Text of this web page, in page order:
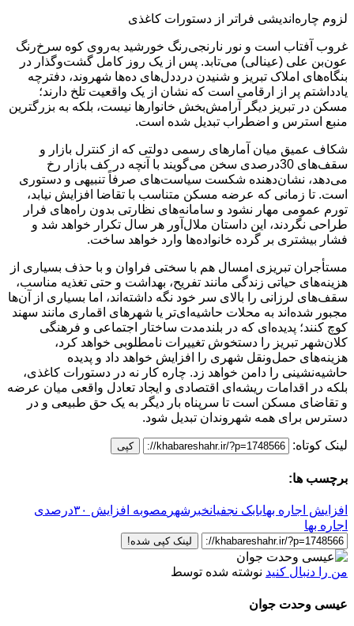
لزوم چاره‌اندیشی فراتر از دستورات کاغذی
غروب آفتاب است و نور نارنجی‌رنگ خورشید به‌روی کوه سرخ‌رنگ
عون‌بن علی (عینالی) می‌تابد. پس از یک روز کامل گشت‌وگذار در
بنگاه‌های املاک تبریز و شنیدن درددل‌های ده‌ها شهروند، دفترچه
یادداشتم پر از ارقامی است که نشان از یک واقعیت تلخ دارند؛
مسکن در تبریز دیگر آرامش‌بخش خانوارها نیست، بلکه به بزرگترین
منبع استرس و اضطراب تبدیل شده است.
شکاف عمیق میان آمارهای رسمی دولتی که از کنترل بازار و
سقف‌های 30درصدی سخن می‌گویند با آنچه در کف بازار رخ
می‌دهد، نشان‌دهنده شکست سیاست‌های صرفاً تنبیهی و دستوری
است. تا زمانی که عرضه مسکن متناسب با تقاضا افزایش نیابد،
تورم عمومی مهار نشود و سامانه‌های نظارتی بدون راه‌های فرار
طراحی نگردند، این داستان ملال‌آور هر سال تکرار خواهد شد و
فشار بیشتری بر گرده خانواده‌ها وارد خواهد ساخت.
مستأجران تبریزی امسال هم با سختی فراوان و با حذف بسیاری از
هزینه‌های حیاتی زندگی مانند تفریح، بهداشت و حتی تغذیه مناسب،
سقف‌های لرزانی را بالای سر خود نگه داشته‌اند، اما بسیاری از آن‌ها
مجبور شده‌اند به محلات حاشیه‌ای‌تر یا شهرهای اقماری مانند سهند
کوچ کنند؛ پدیده‌ای که در بلندمدت ساختار اجتماعی و فرهنگی
کلان‌شهر تبریز را دستخوش تغییرات نامطلوبی خواهد کرد،
هزینه‌های حمل‌ونقل شهری را افزایش خواهد داد و پدیده
حاشیه‌نشینی را دامن خواهد زد. چاره کار نه در دستورات کاغذی،
بلکه در اقدامات ریشه‌ای اقتصادی و ایجاد تعادل واقعی میان عرضه
و تقاضای مسکن است تا سرپناه بار دیگر به یک حق طبیعی و در
دسترس برای همه شهروندان تبدیل شود.
لینک کوتاه: کپی
برچسب ها:
افزایش اجاره بهابابک نجفیانخبرشهر
مصوبه افزایش ۳۰درصدی
اجاره بها
لینک کپی شده!
من را دنبال کنید نوشته شده توسط
عیسی وحدت جوان